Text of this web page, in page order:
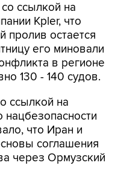
ссылкой на
Kpler, что
остается
его миновали
в регионе
130 - 140 судов.
ссылкой на
нацбезопасности
что Иран и
соглашения
через Ормузский